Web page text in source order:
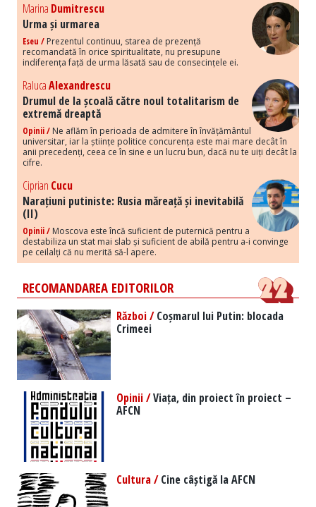
Marina Dumitrescu
Urma și urmarea
Eseu / Prezentul continuu, starea de prezență
recomandată în orice spiritualitate, nu presupune
indiferența față de urma lăsată sau de consecințele ei.
RalucaAlexandrescu
Drumul de la școală către noul totalitarism de
extremă dreaptă
Opinii / Ne aflăm în perioada de admitere în învățământul
universitar, iar la științe politice concurența este mai mare decât în
anii precedenți, ceea ce în sine e un lucru bun, dacă nu te uiți decât la
cifre.
Ciprian Cucu
Narațiuni putiniste: Rusia măreață și inevitabilă
(II)
Opinii / Moscova este încă suficient de puternică pentru a
destabiliza un stat mai slab și suficient de abilă pentru a-i convinge
pe ceilalți că nu merită să-l apere.
RECOMANDAREA EDITORILOR
Război /Coșmarul lui Putin: blocada
Crimeei
Opinii /Viața, din proiect în proiect –
AFCN
Cultura /Cine câștigă la AFCN